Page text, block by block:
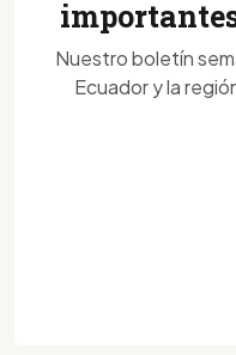
Nuestro boletín
Ecuador y la